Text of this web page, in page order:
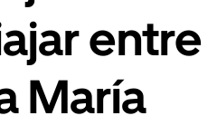
entre
María